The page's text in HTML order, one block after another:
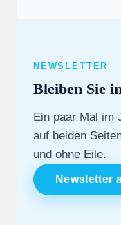
NEWSLETTER
Bleiben Sie
Ein paar Mal im
auf beiden
und ohne Eile.
Newsletter